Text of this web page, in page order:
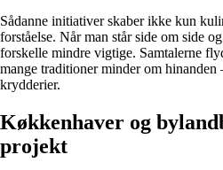
Sådanne initiativer skaber ikke kun
forståelse. Når man står side om side
forskelle mindre vigtige. Samtalerne
mange traditioner minder om
krydderier.
Køkkenhaver og
projekt